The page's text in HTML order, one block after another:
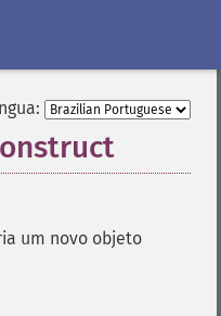
um novo objeto